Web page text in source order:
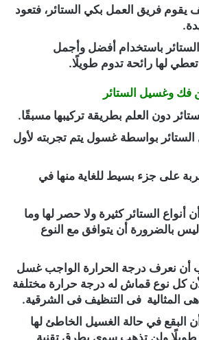
يقوم فريق العمل بكي الستائر، فتعود
باستخدام أفضل وأجمل
لها رائحة تدوم طويلًا.
فك وغسيل الستائر
دون العلم بطريقة تركيبها مسبقًا.
بواسطة غسول يتم تجربته لأول
على جزء بسيط للغاية منها في
الستائر كثيرة ولا حصر لها وما
ليس بالضرورة أن يتوافق مع النوع
أن نعرف درجة الحرارة الواجب غسل
لأن كل نوع قماش له درجة حرارة مختلفة
هى المثالية فى التنظيف فى الشرقية.
البقع في حالة الغسيل الخاطئ لها
ولن تذهب سوى بطرق تقنية